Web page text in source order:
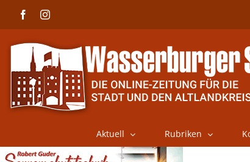
FacebookInstagram
Aktuell Rubriken